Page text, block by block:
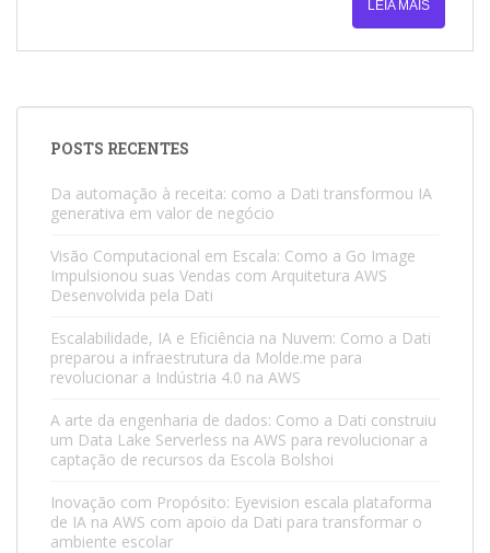
LEIA MAIS
POSTS RECENTES
Da automação à receita: como a Dati transformou IA
generativa em valor de negócio
Visão Computacional em Escala: Como a Go Image
Impulsionou suas Vendas com Arquitetura AWS
Desenvolvida pela Dati
Escalabilidade, IA e Eficiência na Nuvem: Como a Dati
preparou a infraestrutura da Molde.me para
revolucionar a Indústria 4.0 na AWS
A arte da engenharia de dados: Como a Dati construiu
um Data Lake Serverless na AWS para revolucionar a
captação de recursos da Escola Bolshoi
Inovação com Propósito: Eyevision escala plataforma
de IA na AWS com apoio da Dati para transformar o
ambiente escolar